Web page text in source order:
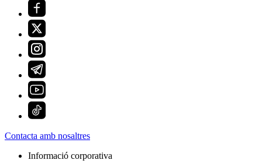
Contacta amb nosaltres
Informació corporativa